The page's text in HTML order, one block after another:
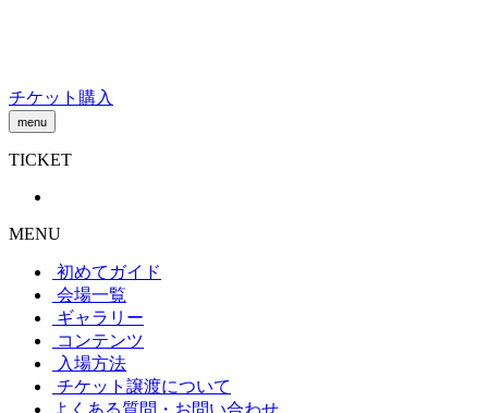
チケット購入
menu
TICKET
MENU
初めてガイド
会場一覧
ギャラリー
コンテンツ
入場方法
チケット譲渡について
よくある質問・お問い合わせ